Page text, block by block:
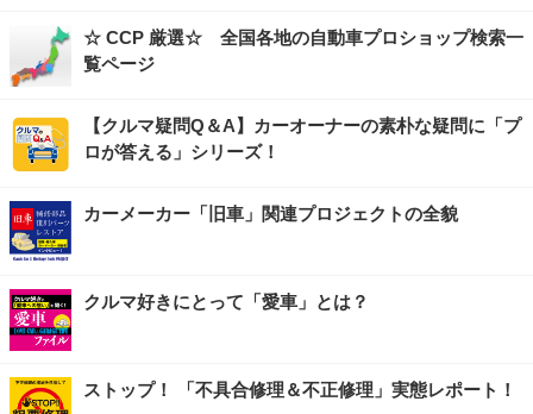
☆ CCP 厳選☆ 全国各地の自動車プロショップ検索一
覧ページ
【クルマ疑問Q＆A】カーオーナーの素朴な疑問に「プ
ロが答える」シリーズ！
カーメーカー「旧車」関連プロジェクトの全貌
クルマ好きにとって「愛車」とは？
ストップ！ 「不具合修理＆不正修理」実態レポート！